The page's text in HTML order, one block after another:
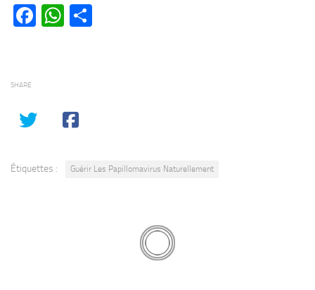
Facebook
WhatsApp
SHARE
Étiquettes : Guérir Les Papillomavirus Naturellement